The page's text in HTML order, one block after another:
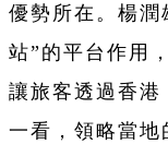
優勢所在。楊潤
站”的平台作用
讓旅客透過香港
一看，領略當地